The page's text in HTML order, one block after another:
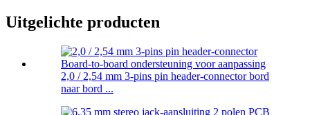
Uitgelichte producten
2,0 / 2,54 mm 3-pins pin header-connector bord
naar bord ...